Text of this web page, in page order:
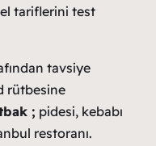
tariflerini test
tavsiye
rütbesine
; pidesi, kebabı
restoranı.